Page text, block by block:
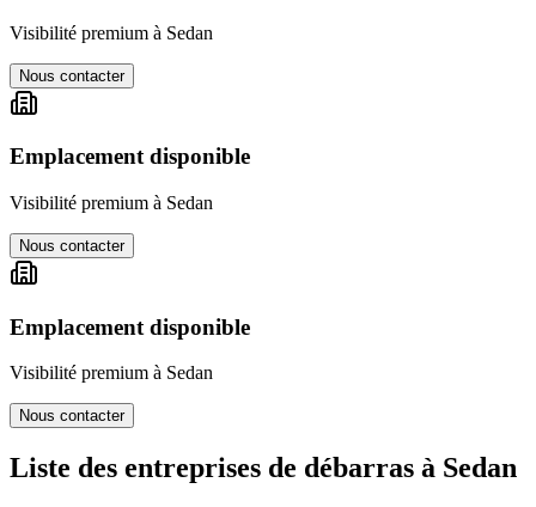
Visibilité premium à Sedan
Nous contacter
Emplacement disponible
Visibilité premium à Sedan
Nous contacter
Emplacement disponible
Visibilité premium à Sedan
Nous contacter
Liste des entreprises de débarras à Sedan